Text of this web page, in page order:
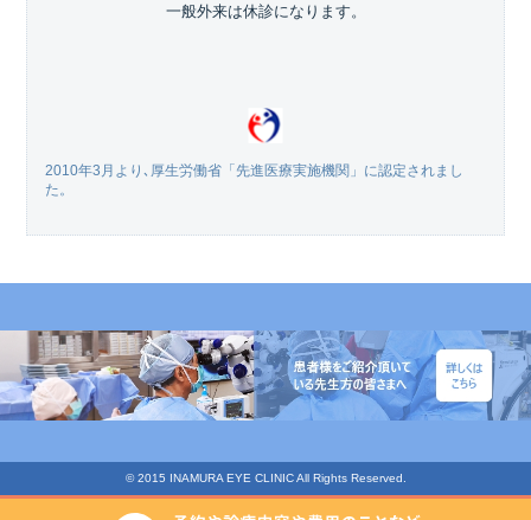
一般外来は休診になります。
2010年3月より､厚生労働省「先進医療実施機関」に認定されまし
た。
© 2015 INAMURA EYE CLINIC All Rights Reserved.